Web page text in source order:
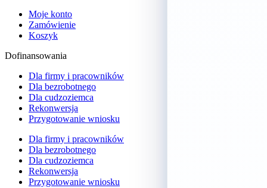
Moje konto
Zamówienie
Koszyk
Dofinansowania
Dla firmy i pracowników
Dla bezrobotnego
Dla cudzoziemca
Rekonwersja
Przygotowanie wniosku
Dla firmy i pracowników
Dla bezrobotnego
Dla cudzoziemca
Rekonwersja
Przygotowanie wniosku